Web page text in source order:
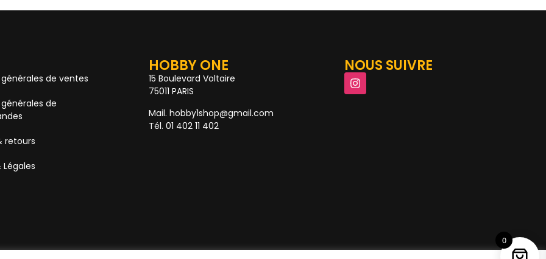
de ventes
de
retours
HOBBY ONE
15 Boulevard Voltaire
75011 PARIS
Mail. hobby1shop@gmail.com
Tél. 01 402 11 402
NOUS SUIVRE
0